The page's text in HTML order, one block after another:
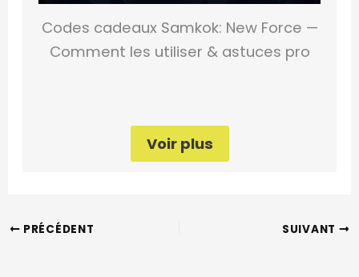
Codes cadeaux Samkok: New Force —
Comment les utiliser & astuces pro
Voir plus
PRÉCÉDENT SUIVANT